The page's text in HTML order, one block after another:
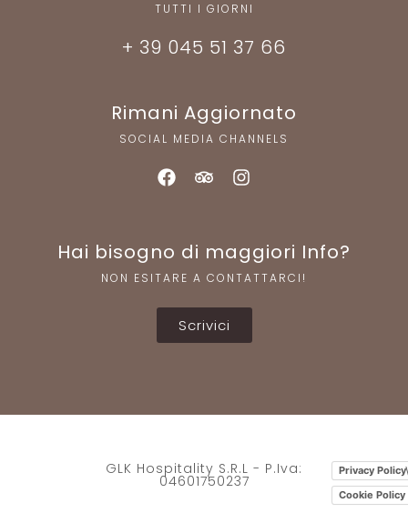
TUTTI I GIORNI
+ 39 045 51 37 66
Rimani Aggiornato
SOCIAL MEDIA CHANNELS
Hai bisogno di maggiori Info?
NON ESITARE A CONTATTARCI!
Scrivici
GLK Hospitality S.R.L - P.Iva:
04601750237
Privacy Policy
Cookie Policy